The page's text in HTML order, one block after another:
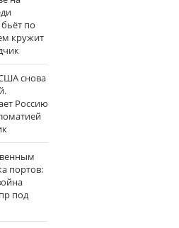
по
кружит
снова
Россию
портов:
под